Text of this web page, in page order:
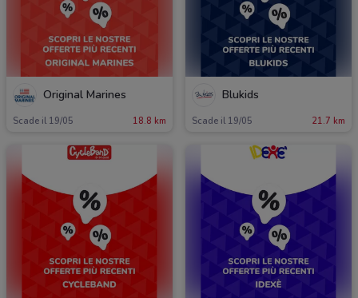
Original Marines
Scade il 19/05 18.8 km
Blukids
Scade il 19/05 21.7 km